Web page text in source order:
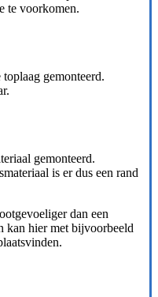
te voorkomen.
gemonteerd.
gemonteerd.
is er dus een rand
dan een
kan hier met bijvoorbeeld